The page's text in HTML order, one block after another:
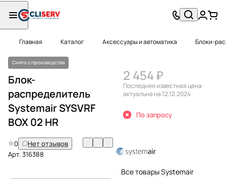
Главная Каталог Аксессуары и автоматика Блоки-
Снято с производства
Блок-
распределитель
Systemair SYSVRF
BOX 02 HR
0
Нет отзывов
Арт.316388
2 454 ₽
Последняя известная цена
актуальна на 12.12.2024
По запросу
Все товары Systemair